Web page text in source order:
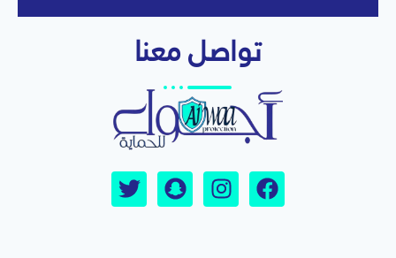
تواصل معنا